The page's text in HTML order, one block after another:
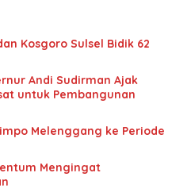
Kosgoro Sulsel Bidik 62
Andi Sudirman Ajak
untuk Pembangunan
Melenggang ke Periode
Mengingat